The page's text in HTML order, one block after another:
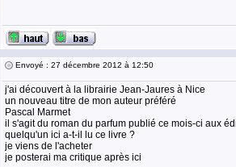
Envoyé : 27 décembre 2012 à 12:50
j'ai découvert à la librairie Jean-Jaures à Nice
un nouveau titre de mon auteur préféré
Pascal Marmet
il s'agit du roman du parfum publié ce mois-ci aux
quelqu'un ici a-t-il lu ce livre ?
je viens de l'acheter
je posterai ma critique après ici